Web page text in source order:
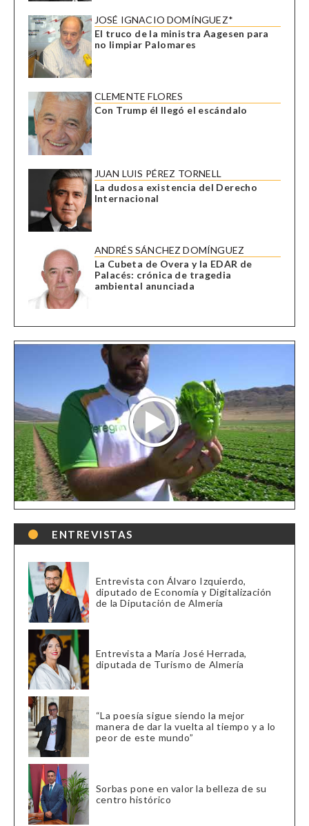
JOSÉ IGNACIO DOMÍNGUEZ*
El truco de la ministra Aagesen para
no limpiar Palomares
CLEMENTE FLORES
Con Trump él llegó el escándalo
JUAN LUIS PÉREZ TORNELL
La dudosa existencia del Derecho
Internacional
ANDRÉS SÁNCHEZ DOMÍNGUEZ
La Cubeta de Overa y la EDAR de
Palacés: crónica de tragedia
ambiental anunciada
ENTREVISTAS
Entrevista con Álvaro Izquierdo,
diputado de Economía y Digitalización
de la Diputación de Almería
Entrevista a María José Herrada,
diputada de Turismo de Almería
“La poesía sigue siendo la mejor
manera de dar la vuelta al tiempo y a lo
peor de este mundo”
Sorbas pone en valor la belleza de su
centro histórico